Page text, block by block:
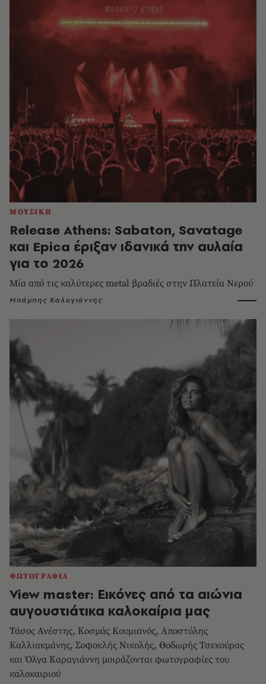
ΜΟΥΣΙΚΗ
Release Athens: Sabaton, Savatage
και Epica έριξαν ιδανικά την αυλαία
για το 2026
Μία από τις καλύτερες metal βραδιές στην Πλατεία Νερού
Μπάμπης Καλογιάννης
ΦΩΤΟΓΡΑΦΙΑ
View master: Εικόνες από τα αιώνια
αυγουστιάτικα καλοκαίρια μας
Τάσος Ανέστης, Κοσμάς Κουμιανός, Aποστόλης
Καλλιακμάνης, Σοφοκλής Νικολής, Θοδωρής Τσεκούρας
και Όλγα Καραγιάννη μοιράζονται φωτογραφίες του
καλοκαιριού